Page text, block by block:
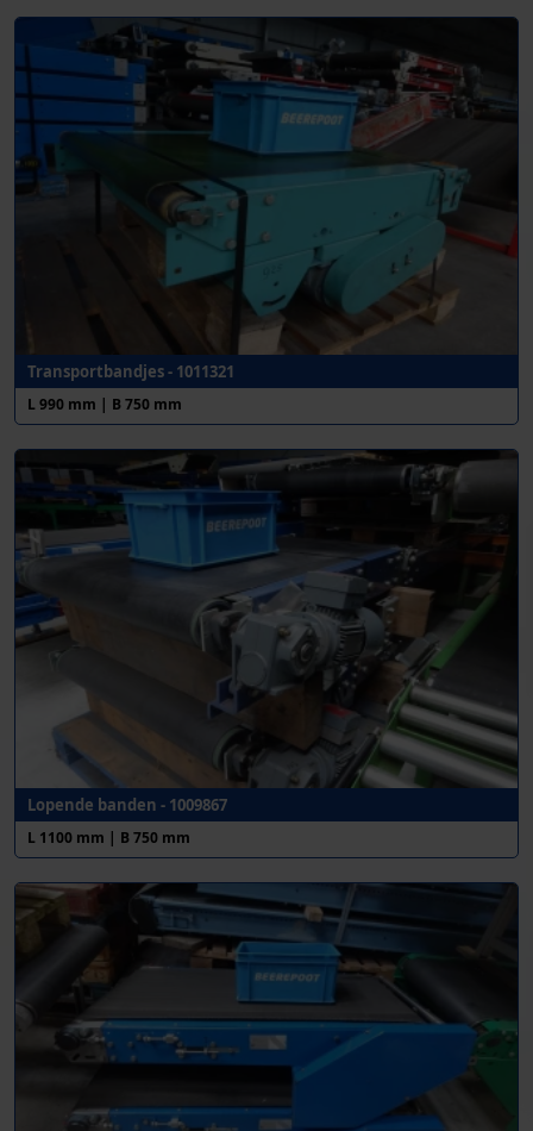
Transportbandjes - 1011321
L 990 mm | B 750 mm
Lopende banden - 1009867
L 1100 mm | B 750 mm